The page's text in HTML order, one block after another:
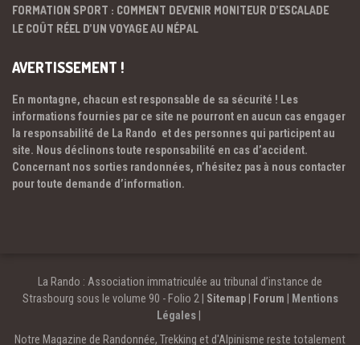
FORMATION SPORT : COMMENT DEVENIR MONITEUR D’ESCALADE
LE COÛT RÉEL D’UN VOYAGE AU NÉPAL
AVERTISSEMENT !
En montagne, chacun est responsable de sa sécurité ! Les
informations fournies par ce site ne pourront en aucun cas engager
la responsabilité de La Rando et des personnes qui participent au
site. Nous déclinons toute responsabilité en cas d’accident.
Concernant nos sorties randonnées, n’hésitez pas à nous contacter
pour toute demande d’information.
La Rando : Association immatriculée au tribunal d’instance de
Strasbourg sous le volume 90 - Folio 2 | Sitemap| Forum
Mentions
Légales
Notre Magazine de Randonnée, Trekking et d'Alpinisme reste totalement